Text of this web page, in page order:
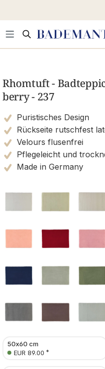
Rhomtuft -
berry - 237
Puristisches Design
Rückseite rutschfest
Velours flusenfrei
Pflegeleicht und
Made in Germany
50x60 cm
EUR 89.00 *